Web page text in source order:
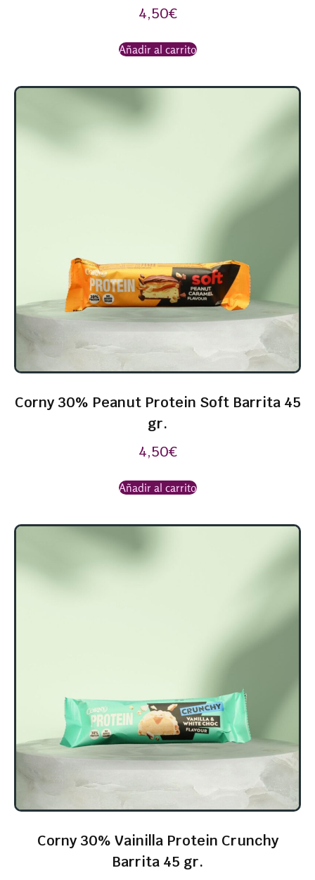
4,50€
Añadir al carrito
Corny 30% Peanut Protein Soft Barrita 45
gr.
4,50€
Añadir al carrito
Corny 30% Vainilla Protein Crunchy
Barrita 45 gr.